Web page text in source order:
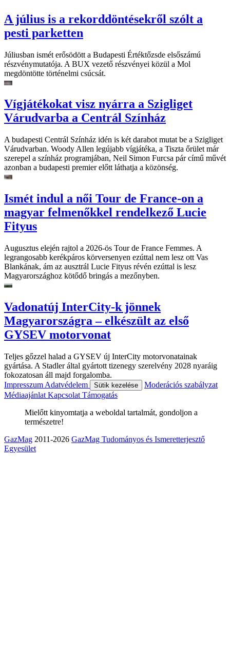
A július is a rekorddöntésekről szólt a
pesti parketten
Júliusban ismét erősödött a Budapesti Értéktőzsde elsőszámú
részvénymutatója. A BUX vezető részvényei közül a Mol
megdöntötte történelmi csúcsát.
Vígjátékokat visz nyárra a Szigliget
Várudvarba a Centrál Színház
A budapesti Centrál Színház idén is két darabot mutat be a Szigliget
Várudvarban. Woody Allen legújabb vígjátéka, a Tiszta őrület már
szerepel a színház programjában, Neil Simon Furcsa pár című művét
azonban a budapesti premier előtt láthatja a közönség.
Ismét indul a női Tour de France-on a
magyar felmenőkkel rendelkező Lucie
Fityus
Augusztus elején rajtol a 2026-ös Tour de France Femmes. A
legrangosabb kerékpáros körversenyen ezúttal nem lesz ott Vas
Blankának, ám az ausztrál Lucie Fityus révén ezúttal is lesz
Magyarországhoz kötődő bringás a mezőnyben.
Vadonatúj InterCity-k jönnek
Magyarországra – elkészült az első
GYSEV motorvonat
Teljes gőzzel halad a GYSEV új InterCity motorvonatainak
gyártása. A Stadler által gyártott tizenegy szerelvény 2028 nyaráig
fokozatosan áll majd forgalomba.
Impresszum Adatvédelem Sütik kezelése
Moderációs szabályzat
Médiaajánlat Kapcsolat Támogatás
Mielőtt kinyomtatja a weboldal tartalmát, gondoljon a
természetre!
GazMag 2011-2026 GazMag Tudományos és Ismeretterjesztő
Egyesület